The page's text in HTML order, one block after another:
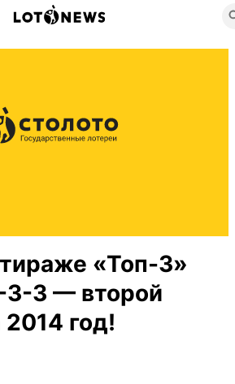
«Топ-3»
3-3 — второй
2014 год!